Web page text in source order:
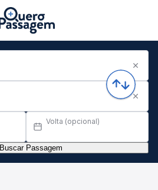
Volta (opcional)
Buscar Passagem